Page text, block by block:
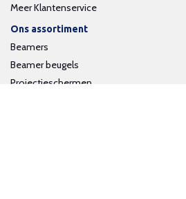
Meer Klantenservice
Ons assortiment
Beamers
Beamer beugels
Projectieschermen